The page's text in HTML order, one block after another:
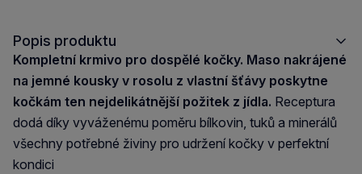
Popis produktu
Kompletní krmivo pro dospělé kočky. Maso nakrájené
na jemné kousky v rosolu z vlastní šťávy poskytne
kočkám ten nejdelikátnější požitek z jídla. Receptura
dodá díky vyváženému poměru bílkovin, tuků a minerálů
všechny potřebné živiny pro udržení kočky v perfektní
kondici